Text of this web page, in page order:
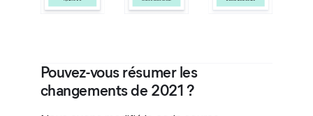
Pouvez-vous résumer les
changements de 2021 ?